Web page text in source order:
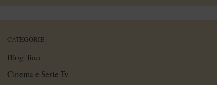
CATEGORIE
Blog Tour
Cinema e Serie Tv